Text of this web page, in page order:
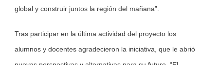
global y construir juntos la región del mañana”.
Tras participar en la última actividad del proyecto los
alumnos y docentes agradecieron la iniciativa, que le abrió